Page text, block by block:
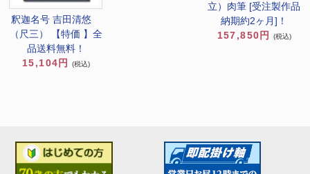
釈迦名号 吉田清悠
（尺三） 【特価 】全
品送料無料！
15,104円
(税込)
立）肉筆 [受注製作品
納期約2ヶ月]！
157,850円
(税込)